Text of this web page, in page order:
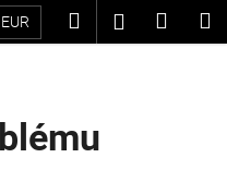
EUR Hľadať